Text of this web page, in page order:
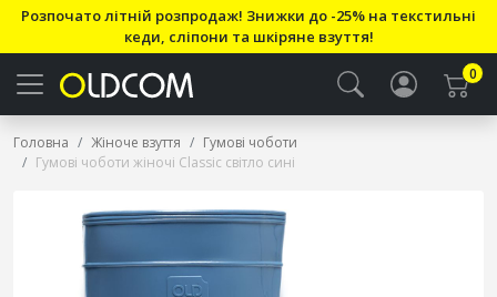
Розпочато літній розпродаж! Знижки до -25% на текстильні
кеди, сліпони та шкіряне взуття!
0
Головна Жіноче взуття
Гумові чоботи
Гумові чоботи жіночі Classic світло сині